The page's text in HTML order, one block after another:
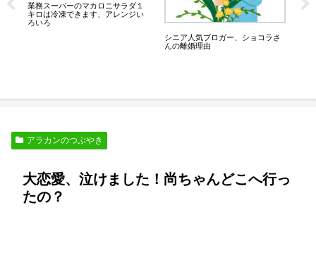
業務スーパーのマカロニサラダ１
キロは冷凍できます、アレンジい
ろいろ
シニア人気ブロガー、ショコラさ
んの離婚理由
業
アラカンのつぶやき
大恋愛、泣けました！尚ちゃんどこへ行っ
たの？